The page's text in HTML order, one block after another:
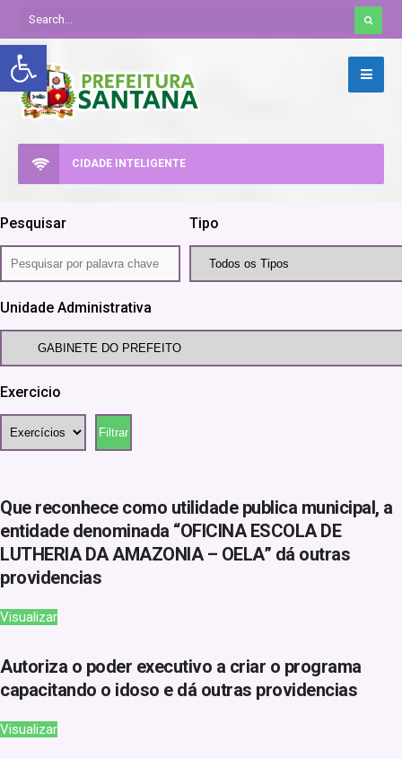
Abrir a barra de ferramentas
CIDADE INTELIGENTE
Pesquisar Tipo
Unidade Administrativa
Exercicio
Que reconhece como utilidade publica municipal, a
entidade denominada “OFICINA ESCOLA DE
LUTHERIA DA AMAZONIA – OELA” dá outras
providencias
Visualizar
Autoriza o poder executivo a criar o programa
capacitando o idoso e dá outras providencias
Visualizar